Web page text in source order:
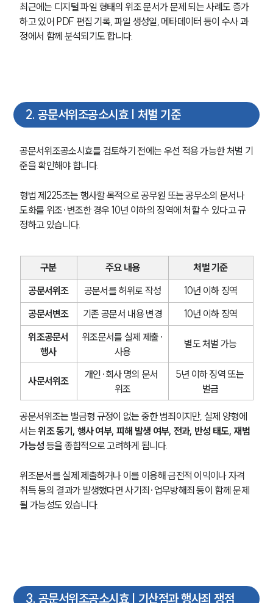
최근에는 디지털 파일 형태의 위조 문서가 문제 되는 사례도 증가
하고 있어 PDF 편집 기록, 파일 생성일, 메타데이터 등이 수사 과
정에서 함께 분석되기도 합니다.
2. 공문서위조공소시효 | 처벌 기준
공문서위조공소시효를 검토하기 전에는 우선 적용 가능한 처벌 기
준을 확인해야 합니다.
형법 제225조는 행사할 목적으로 공무원 또는 공무소의 문서나
도화를 위조·변조한 경우 10년 이하의 징역에 처할 수 있다고 규
정하고 있습니다.
구분 주요 내용
처벌 기준
공문서위조
공문서를 허위로 작성
10년 이하 징역
공문서변조
기존 공문서 내용 변경
10년 이하 징역
위조공문서
행사
위조문서를 실제 제출·
사용
별도 처벌 가능
사문서위조
개인·회사 명의 문서
위조
5년 이하 징역 또는
벌금
공문서위조는 벌금형 규정이 없는 중한 범죄이지만, 실제 양형에
서는 위조 동기, 행사 여부, 피해 발생 여부, 전과, 반성 태도, 재범
가능성 등을 종합적으로 고려하게 됩니다.
위조문서를 실제 제출하거나 이를 이용해 금전적 이익이나 자격
취득 등의 결과가 발생했다면 사기죄·업무방해죄 등이 함께 문제
될 가능성도 있습니다.
3. 공문서위조공소시효 | 기산점과 행사죄 쟁점